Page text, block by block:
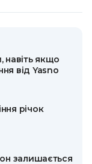
навіть якщо
від Yasno
річок
залишається